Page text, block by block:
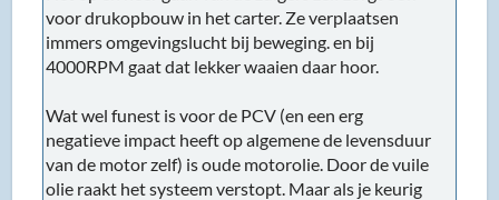
voor drukopbouw in het carter. Ze verplaatsen
immers omgevingslucht bij beweging. en bij
4000RPM gaat dat lekker waaien daar hoor.
Wat wel funest is voor de PCV (en een erg
negatieve impact heeft op algemene de levensduur
van de motor zelf) is oude motorolie. Door de vuile
olie raakt het systeem verstopt. Maar als je keurig